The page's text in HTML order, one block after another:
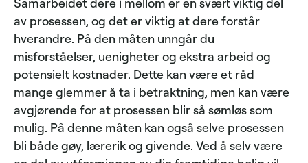
av prosessen, og det er viktig at dere forstår
hverandre. På den måten unngår du
misforståelser, uenigheter og ekstra arbeid og
potensielt kostnader. Dette kan være et råd
mange glemmer å ta i betraktning, men kan være
avgjørende for at prosessen blir så sømløs som
mulig. På denne måten kan også selve prosessen
bli både gøy, lærerik og givende. Ved å selv være